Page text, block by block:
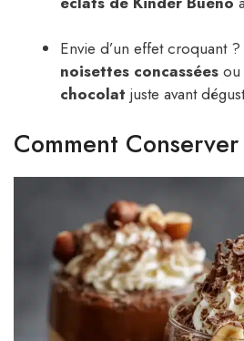
Envie d’un effet croquant
noisettes concassées ou
chocolat juste avant
Comment